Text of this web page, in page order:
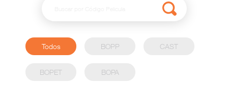
Todos BOPP CAST
BOPET BOPA